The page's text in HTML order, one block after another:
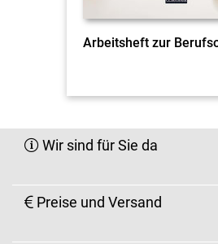
Wir sind für Sie da
Preise und Versand